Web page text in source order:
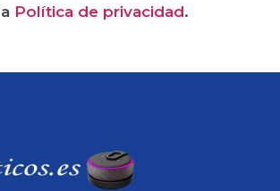
Política de privacidad.